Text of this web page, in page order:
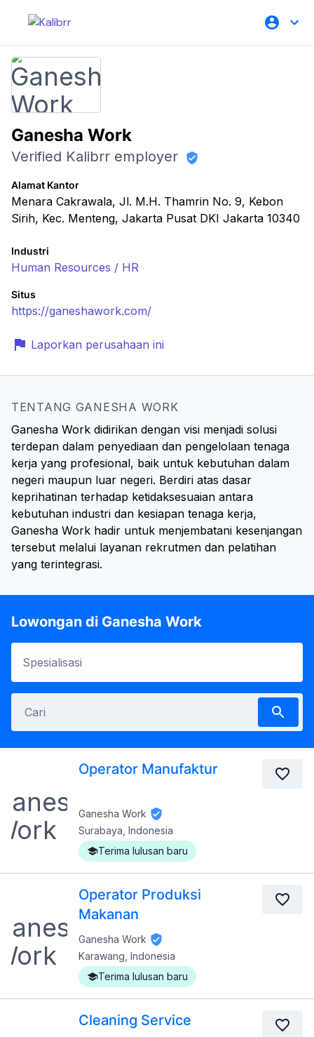
Ganesha Work
Verified Kalibrr employer
Alamat Kantor
Menara Cakrawala, Jl. M.H. Thamrin No. 9, Kebon
Sirih, Kec. Menteng, Jakarta Pusat DKI Jakarta 10340
Industri
Human Resources / HR
Situs
https://ganeshawork.com/
Laporkan perusahaan ini
TENTANG GANESHA WORK
Ganesha Work didirikan dengan visi menjadi solusi
terdepan dalam penyediaan dan pengelolaan tenaga
kerja yang profesional, baik untuk kebutuhan dalam
negeri maupun luar negeri. Berdiri atas dasar
keprihatinan terhadap ketidaksesuaian antara
kebutuhan industri dan kesiapan tenaga kerja,
Ganesha Work hadir untuk menjembatani kesenjangan
tersebut melalui layanan rekrutmen dan pelatihan
yang terintegrasi.
Lowongan di Ganesha Work
Operator Manufaktur
Ganesha Work
Surabaya, Indonesia
Terima lulusan baru
Operator Produksi
Makanan
Ganesha Work
Karawang, Indonesia
Terima lulusan baru
Cleaning Service